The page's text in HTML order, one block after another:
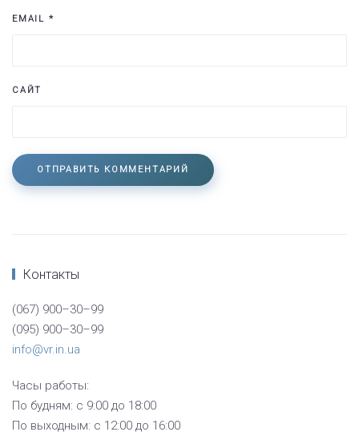
EMAIL *
САЙТ
ОТПРАВИТЬ КОММЕНТАРИЙ
Контакты
(067) 900–30–99
(095) 900–30–99
info@vr.in.ua
Часы работы:
По будням: с 9:00 до 18:00
По выходным: с 12:00 до 16:00